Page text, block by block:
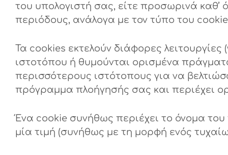
του υπολογιστή σας, είτε προσωρινά καθ’
περιόδους, ανάλογα με τον τύπο του
Τα cookies εκτελούν διάφορες
ιστοτόπου ή θυμούνται ορισμένα
περισσότερους ιστότοπους για να
πρόγραμμα πλοήγησής σας και περιέχει
Ένα cookie συνήθως περιέχει το όνομα
μία τιμή (συνήθως με τη μορφή ενός